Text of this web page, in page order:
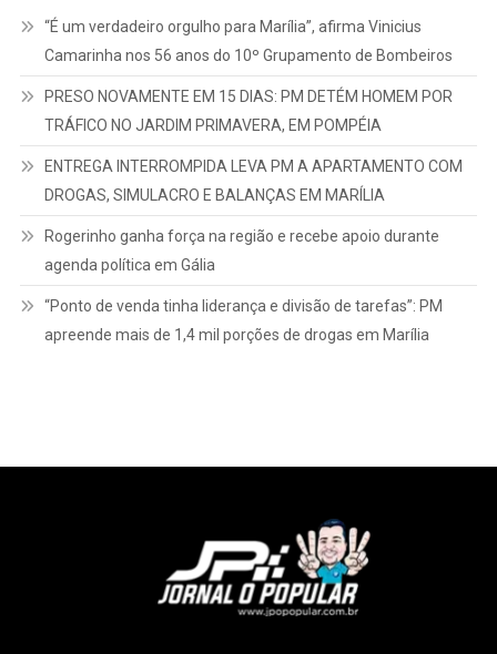
“É um verdadeiro orgulho para Marília”, afirma Vinicius
Camarinha nos 56 anos do 10º Grupamento de Bombeiros
PRESO NOVAMENTE EM 15 DIAS: PM DETÉM HOMEM POR
TRÁFICO NO JARDIM PRIMAVERA, EM POMPÉIA
ENTREGA INTERROMPIDA LEVA PM A APARTAMENTO COM
DROGAS, SIMULACRO E BALANÇAS EM MARÍLIA
Rogerinho ganha força na região e recebe apoio durante
agenda política em Gália
“Ponto de venda tinha liderança e divisão de tarefas”: PM
apreende mais de 1,4 mil porções de drogas em Marília